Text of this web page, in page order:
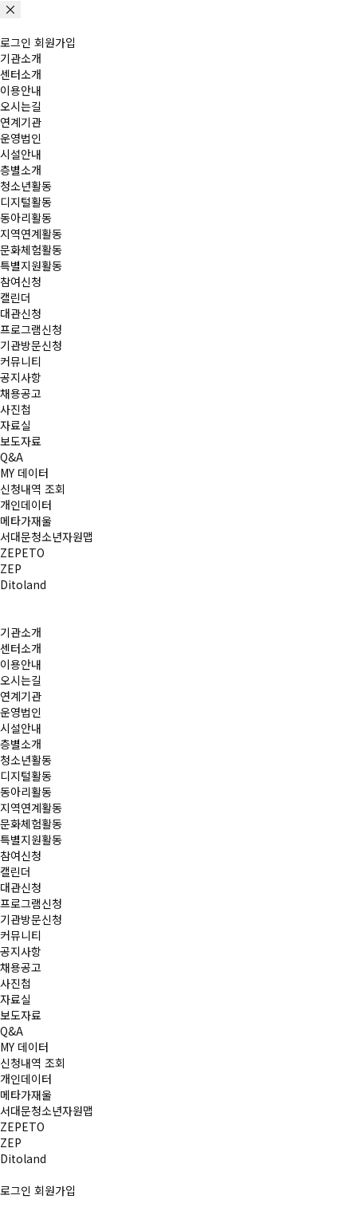
로그인 회원가입
기관소개
센터소개
이용안내
오시는길
연계기관
운영법인
시설안내
층별소개
청소년활동
디지털활동
동아리활동
지역연계활동
문화체험활동
특별지원활동
참여신청
캘린더
대관신청
프로그램신청
기관방문신청
커뮤니티
공지사항
채용공고
사진첩
자료실
보도자료
Q&A
MY 데이터
신청내역 조회
개인데이터
메타가재울
서대문청소년자원맵
ZEPETO
ZEP
Ditoland
기관소개
센터소개
이용안내
오시는길
연계기관
운영법인
시설안내
층별소개
청소년활동
디지털활동
동아리활동
지역연계활동
문화체험활동
특별지원활동
참여신청
캘린더
대관신청
프로그램신청
기관방문신청
커뮤니티
공지사항
채용공고
사진첩
자료실
보도자료
Q&A
MY 데이터
신청내역 조회
개인데이터
메타가재울
서대문청소년자원맵
ZEPETO
ZEP
Ditoland
로그인 회원가입